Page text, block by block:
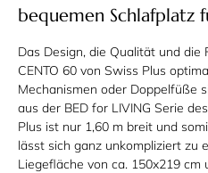
bequemen Schlafplatz
Das Design, die Qualität und die
CENTO 60 von Swiss Plus
Mechanismen oder Doppelfüße
aus der BED for LIVING Serie
Plus ist nur 1,60 m breit und
lässt sich ganz unkompliziert zu
Liegefläche von ca. 150x219